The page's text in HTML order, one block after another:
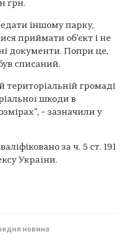
грн.
іншому парку,
приймати об’єкт і не
документи. Попри це,
списаний.
територіальній громаді
шкоди в
– зазначили у
за ч. 5 ст. 191
України.
новина